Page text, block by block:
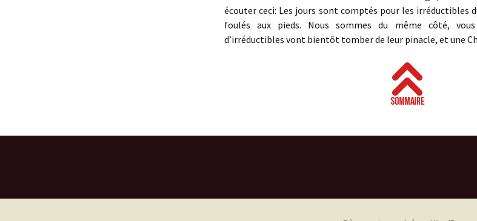
écouter ceci: Les jours sont comptés pour les irréductibles
foulés aux pieds. Nous sommes du même côté,
d’irréductibles vont bientôt tomber de leur pinacle, et une